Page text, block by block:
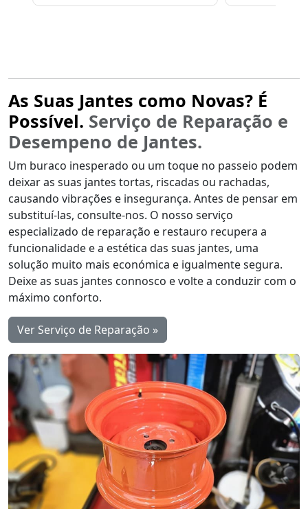
As Suas Jantes como Novas? É
Possível. Serviço de Reparação e
Desempeno de Jantes.
Um buraco inesperado ou um toque no passeio podem
deixar as suas jantes tortas, riscadas ou rachadas,
causando vibrações e insegurança. Antes de pensar em
substituí-las, consulte-nos. O nosso serviço
especializado de reparação e restauro recupera a
funcionalidade e a estética das suas jantes, uma
solução muito mais económica e igualmente segura.
Deixe as suas jantes connosco e volte a conduzir com o
máximo conforto.
Ver Serviço de Reparação »